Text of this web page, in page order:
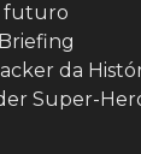
futuro
da
Super-